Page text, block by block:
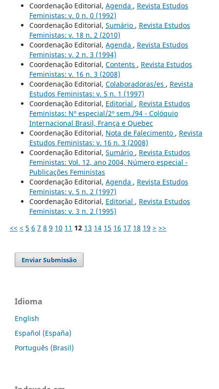
Coordenação Editorial, Agenda , Revista Estudos
Feministas: v. 0 n. 0 (1992)
Coordenação Editorial, Sumário , Revista Estudos
Feministas: v. 18 n. 2 (2010)
Coordenação Editorial, Agenda , Revista Estudos
Feministas: v. 2 n. 3 (1994)
Coordenação Editorial, Contents , Revista Estudos
Feministas: v. 16 n. 3 (2008)
Coordenação Editorial, Colaboradoras/es , Revista
Estudos Feministas: v. 5 n. 1 (1997)
Coordenação Editorial, Editorial , Revista Estudos
Feministas: Nº especial/2º sem./94 - Colóquio
Internacional Brasil, França e Quebec
Coordenação Editorial, Nota de Falecimento , Revista
Estudos Feministas: v. 16 n. 3 (2008)
Coordenação Editorial, Sumário , Revista Estudos
Feministas: Vol. 12, ano 2004, Número especial -
Publicações Feministas
Coordenação Editorial, Agenda , Revista Estudos
Feministas: v. 5 n. 2 (1997)
Coordenação Editorial, Editorial , Revista Estudos
Feministas: v. 3 n. 2 (1995)
<< < 5 6 7 8 9 10 11 12 13 14 15 16 17 18 19 > >>
Enviar Submissão
Idioma
English
Español (España)
Português (Brasil)